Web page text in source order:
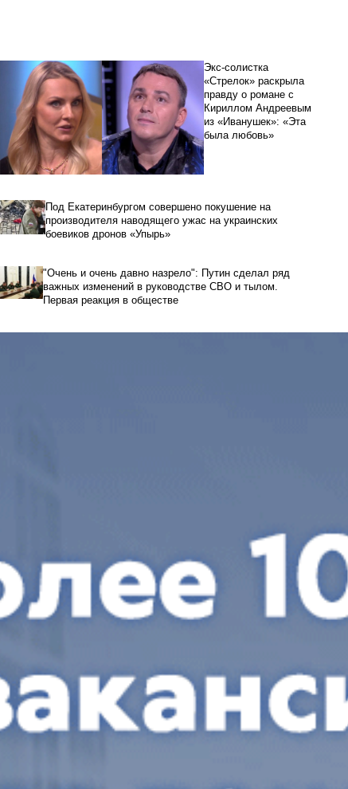
Экс-солистка
«Стрелок» раскрыла
правду о романе с
Кириллом Андреевым
из «Иванушек»: «Эта
была любовь»
Под Екатеринбургом совершено покушение на
производителя наводящего ужас на украинских
боевиков дронов «Упырь»
"Очень и очень давно назрело": Путин сделал ряд
важных изменений в руководстве СВО и тылом.
Первая реакция в обществе